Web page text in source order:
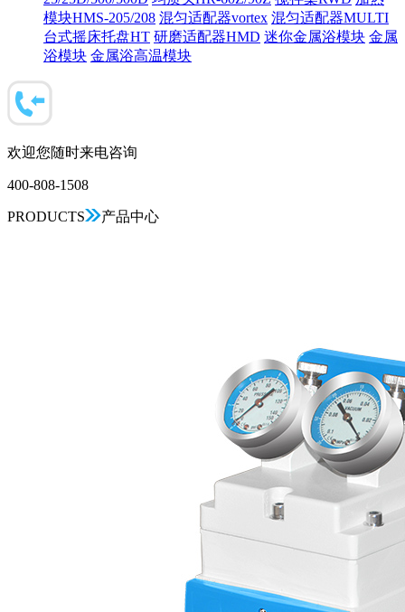
模块HMS-205/208 混匀适配器vortex 混匀适配器MULTI
台式摇床托盘HT 研磨适配器HMD 迷你金属浴模块 金属
浴模块 金属浴高温模块
欢迎您随时来电咨询
400-808-1508
PRODUCTS 产品中心